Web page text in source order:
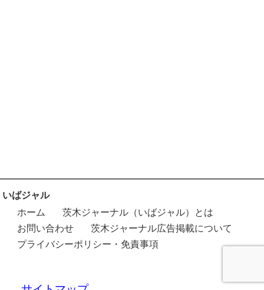
いばジャル
ホーム
茨木ジャーナル（いばジャル）とは
お問い合わせ
茨木ジャーナル広告掲載について
プライバシーポリシー・免責事項